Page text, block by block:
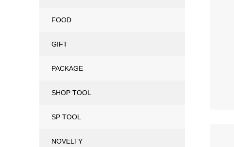
FOOD
GIFT
PACKAGE
SHOP TOOL
SP TOOL
NOVELTY